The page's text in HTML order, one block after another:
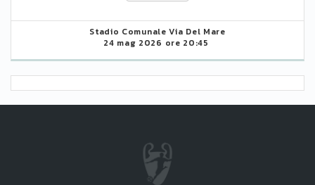
Stadio Comunale Via Del Mare
24 mag 2026 ore 20:45